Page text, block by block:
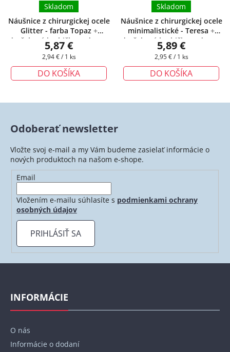
Náušnice z chirurgickej ocele
Glitter - farba Topaz +
darčeková krabička zadarmo
Skladom
5,87 €
Jednotková
2,94 € / 1 ks
DO KOŠÍKA
Náušnice z chirurgickej ocele
minimalistické - Teresa +
darčeková krabička zadarmo
Skladom
5,89 €
Jednotková
2,95 € / 1 ks
DO KOŠÍKA
Odoberať newsletter
Vložte svoj e-mail a my Vám budeme zasielať informácie o
nových produktoch na našom e-shope.
Email
Vložením e-mailu súhlasíte s podmienkami ochrany
osobných údajov
PRIHLÁSIŤ SA
Z
INFORMÁCIE
O nás
Informácie o dodaní